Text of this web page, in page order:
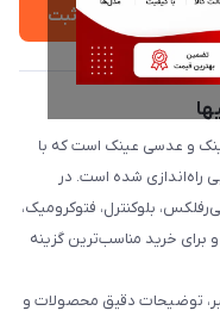
ثبت
و عدسی عینک است که با
راه‌اندازی شده است. در
بلوکنترل، فتوکرومیک،
برای خرید مناسب‌ترین گزینه
توضیحات دقیق محصولات و